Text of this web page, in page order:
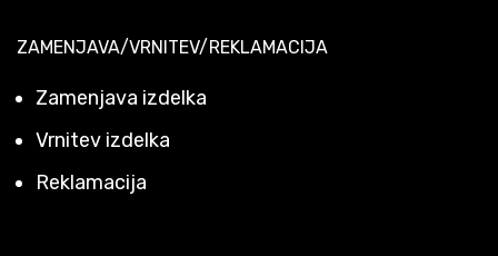
ZAMENJAVA/VRNITEV/REKLAMACIJA
Zamenjava izdelka
Vrnitev izdelka
Reklamacija